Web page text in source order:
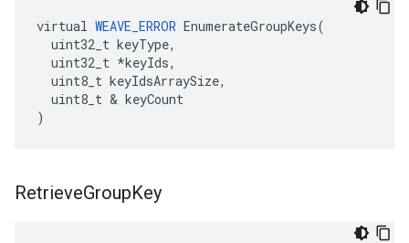
virtual WEAVE_ERROR EnumerateGroupKeys(
  uint32_t keyType,
  uint32_t *keyIds,
  uint8_t keyIdsArraySize,
  uint8_t & keyCount
)
RetrieveGroupKey